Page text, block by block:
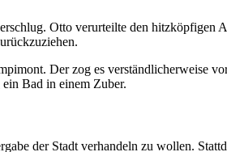
Otto verurteilte den hitzköpfigen
Der zog es verständlicherweise
Bad in einem Zuber.
der Stadt verhandeln zu wollen.